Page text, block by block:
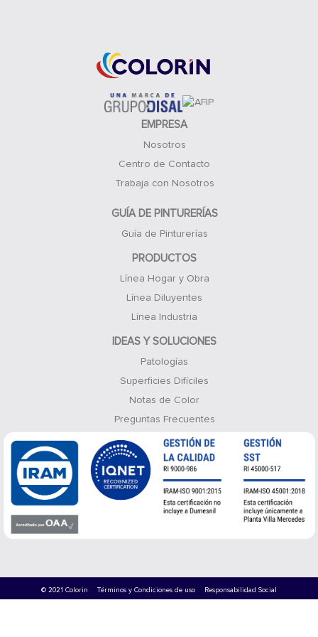
EMPRESA
Nosotros
Centro de Contacto
Trabaja con Nosotros
GUÍA DE PINTURERÍAS
Guía de Pinturerías
PRODUCTOS
Línea Hogar y Obra
Línea Diluyentes
Línea Industria
IDEAS Y SOLUCIONES
Patologías
Superficies Difíciles
Notas de Color
Preguntas Frecuentes
© 2021 Colorin Términos y Condiciones de uso Responsabilidad Social